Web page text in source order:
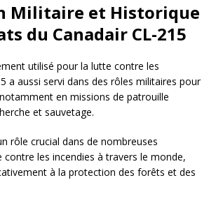
Militaire et Historique
du Canadair CL-215
utilisé pour la lutte contre les
a aussi servi dans des rôles militaires pour
en missions de patrouille
et sauvetage.
rôle crucial dans de nombreuses
les incendies à travers le monde,
à la protection des forêts et des